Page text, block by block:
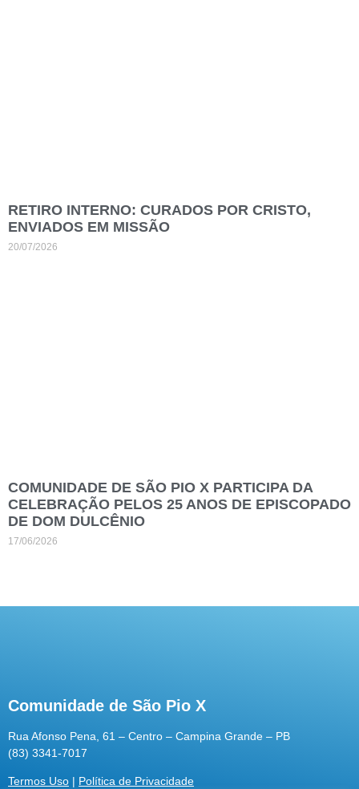
RETIRO INTERNO: CURADOS POR CRISTO,
ENVIADOS EM MISSÃO
20/07/2026
COMUNIDADE DE SÃO PIO X PARTICIPA DA
CELEBRAÇÃO PELOS 25 ANOS DE EPISCOPADO
DE DOM DULCÊNIO
17/06/2026
Comunidade de São Pio X
Rua Afonso Pena, 61 – Centro – Campina Grande – PB
(83) 3341-7017
Termos Uso | Política de Privacidade